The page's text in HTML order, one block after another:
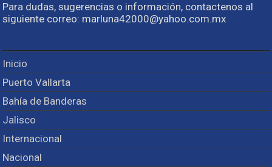
Para dudas, sugerencias o información, contactenos al
siguiente correo: marluna42000@yahoo.com.mx
Inicio
Puerto Vallarta
Bahía de Banderas
Jalisco
Internacional
Nacional